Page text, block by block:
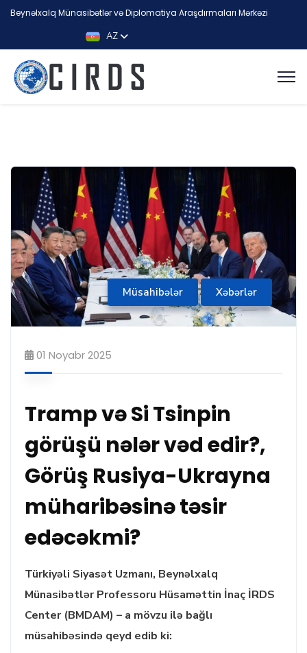
Beynəlxalq Münasibətlər və Diplomatiya Araşdırmaları Mərkəzi
AZ
Müsahibələr Xəbərlər
01 Noyabr 2025
Tramp və Si Tsinpin
görüşü nələr vəd edir?,
Görüş Rusiya-Ukrayna
müharibəsinə təsir
edəcəkmi?
Türkiyəli Siyasət Uzmanı, Beynəlxalq
Münasibətlər Professoru Hüsaməttin İnaç İRDS
Center (BMDAM) – a mövzu ilə bağlı
müsahibəsində qeyd edib ki: